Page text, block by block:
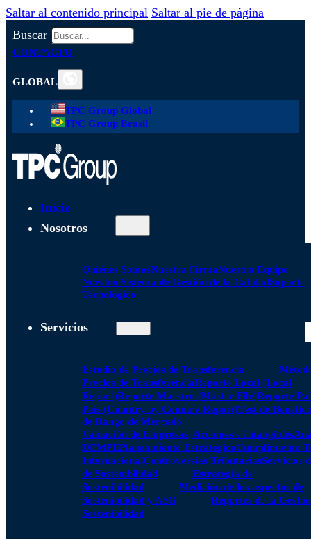
Saltar al contenido principal Saltar al pie de página
Buscar
CONTACTO
GLOBAL
TPC Group Global
TPC Group Brasil
Inicio
Nosotros
Quienes SomosNuestra FirmaNuestro Equipo
Nuestro Sistema de Gestión de la CalidadSoporte
Tecnológico
Servicios
Estudio de Precios de Transferencia
Precios de TransferenciaReporte Local (Local
Report)Reporte Maestro (Master File)Reporte
País (Country by Country Report)Test de
de Rango de Mercado
Valuación de Empresas, Acciones e Intangibles
DEMPEPlaneamiento EstratégicoCumplimiento
InternacionalControversias TributariasServicios
de Sostenibilidad
Estrategia de
Sostenibilidad
Medición de los aspectos de
Sostenibilidad y ASG
Reportes de la
Sostenibilidad